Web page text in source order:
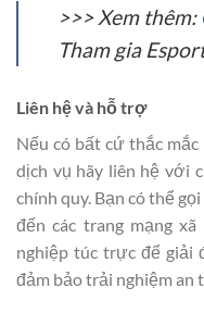
>>> Xem thêm:
Tham gia
Liên hệ và hỗ trợ
Nếu có bất cứ thắc
dịch vụ hãy liên hệ với
chính quy. Bạn có thể
đến các trang mạng
nghiệp túc trực để giải
đảm bảo trải nghiệm an